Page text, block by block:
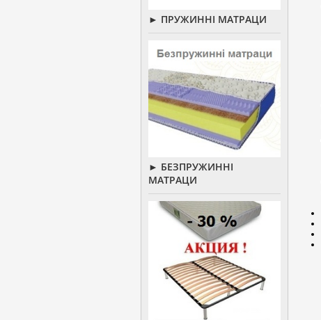
► ПРУЖИННІ МАТРАЦИ
► БЕЗПРУЖИННІ
МАТРАЦИ